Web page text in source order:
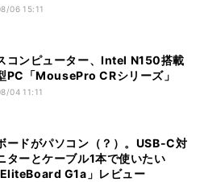
06 15:11
コンピューター、Intel N150搭載
PC「MousePro CRシリーズ」
04 11:11
ードがパソコン（？）。USB-C対
ターとケーブル1本で使いたい
G1a」レビュー